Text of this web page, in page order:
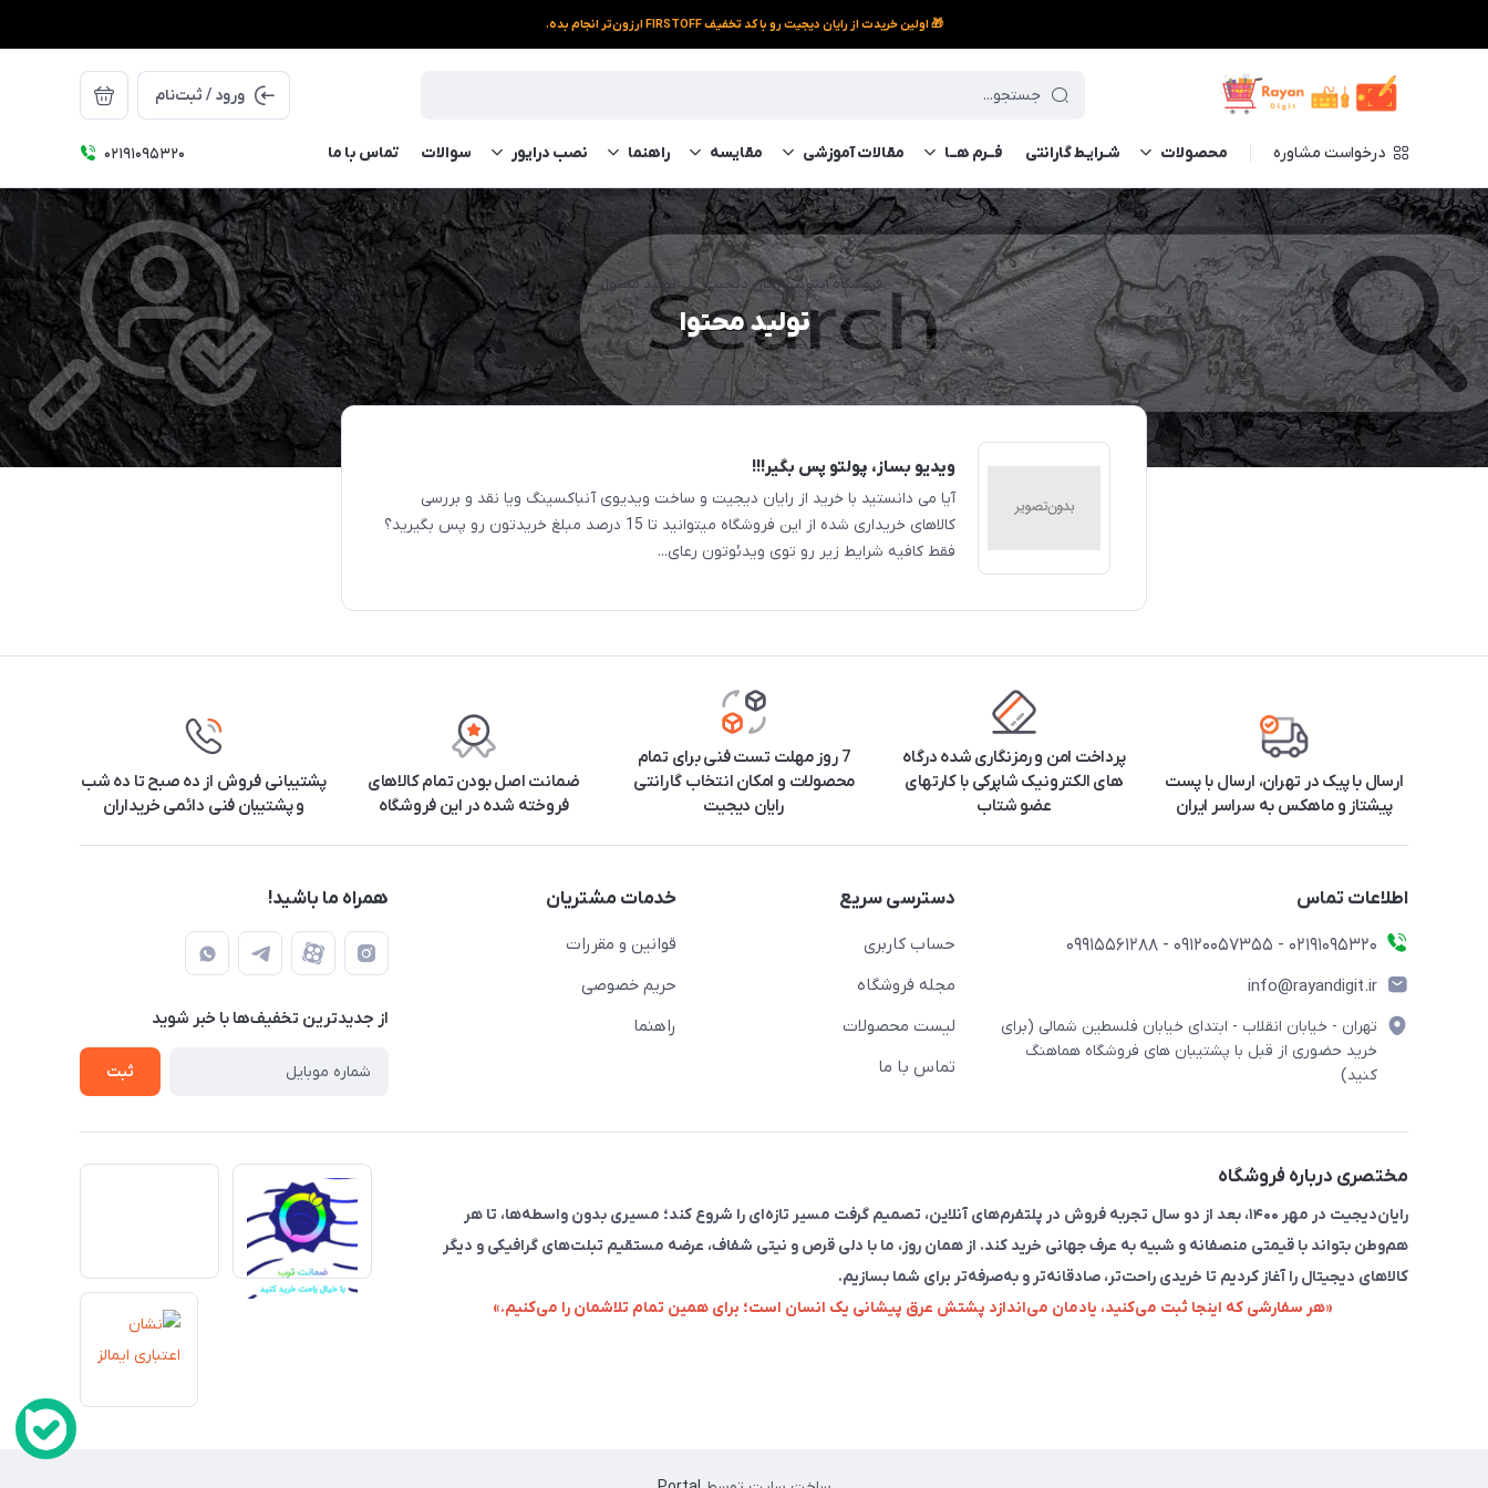
🎁 اولین خریدت از رایان دیجیت رو با کد تخفیف FIRSTOFF ارزون‌تر انجام بده.
ورود / ثبت‌نام
درخواست مشاوره محصولات شـرایـط گارانتی فــرم‌ هــا مقالات آموزشی مقایسه راهنما نصب درایور سوالات تماس با ما ۰۲۱91095320
فروشگاه اینترنتی رایان دیجیت / تولید محتوا
تولید محتوا
ویدیو بساز، پولتو پس بگیر!!!
آیا می دانستید با خرید از رایان دیجیت و ساخت ویدیوی آنباکسینگ ویا نقد و بررسی
کالاهای خریداری شده از این فروشگاه میتوانید تا 15 درصد مبلغ خریدتون رو پس بگیرید؟
فقط کافیه شرایط زیر رو توی ویدئوتون رعای...
ارسال با پیک در تهران، ارسال با پست
پیشتاز و ماهکس به سراسر ایران
پرداخت امن و رمزنگاری شده درگاه
های الکترونیک شاپرکی با کارتهای
عضو شتاب
7 روز مهلت تست فنی برای تمام
محصولات و امکان انتخاب گارانتی
رایان دیجیت
ضمانت اصل بودن تمام کالاهای
فروخته شده در این فروشگاه
پشتیبانی فروش از ده صبح تا ده شب
و پشتیبان فنی دائمی خریداران
اطلاعات تماس
۰۲۱91095320 - 09120057355 - 09915561288
info@rayandigit.ir
تهران - خیابان انقلاب - ابتدای خیابان فلسطین شمالی (برای
خرید حضوری از قبل با پشتیبان های فروشگاه هماهنگ
کنید)
دسترسی سریع
حساب کاربری
مجله فروشگاه
لیست محصولات
تماس با ما
خدمات مشتریان
قوانین و مقررات
حریم خصوصی
راهنما
همراه ما باشید!
از جدید‌ترین تخفیف‌ها با‌ خبر شوید
ثبت
مختصری درباره فروشگاه
رایان‌دیجیت در مهر ۱۴۰۰، بعد از دو سال تجربه فروش در پلتفرم‌های آنلاین، تصمیم گرفت مسیر تازه‌ای را شروع کند؛ مسیری بدون واسطه‌ها، تا هر
هم‌وطن بتواند با قیمتی منصفانه و شبیه به عرف جهانی خرید کند. از همان روز، ما با دلی قرص و نیتی شفاف، عرضه مستقیم تبلت‌های گرافیکی و دیگر
کالاهای دیجیتال را آغاز کردیم تا خریدی راحت‌تر، صادقانه‌تر و به‌صرفه‌تر برای شما بسازیم.
«هر سفارشی که اینجا ثبت می‌کنید، یادمان می‌اندازد پشتش عرق پیشانی یک انسان است؛ برای همین تمام تلاشمان را می‌کنیم.»